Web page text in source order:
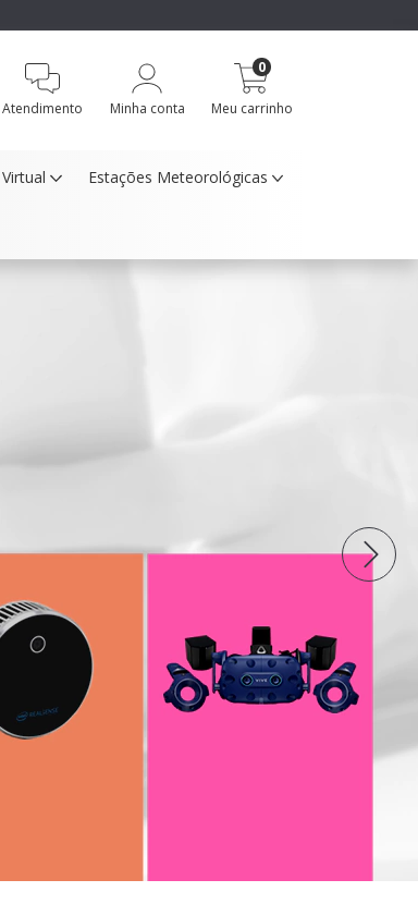
Atendimento Minha conta Meu carrinho
0
Estações Meteorológicas